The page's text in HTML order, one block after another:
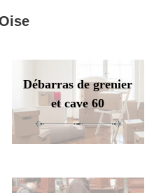
Débarras de grenier
et cave 60